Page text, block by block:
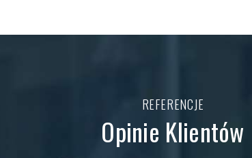
REFERENCJE
Opinie Klientów